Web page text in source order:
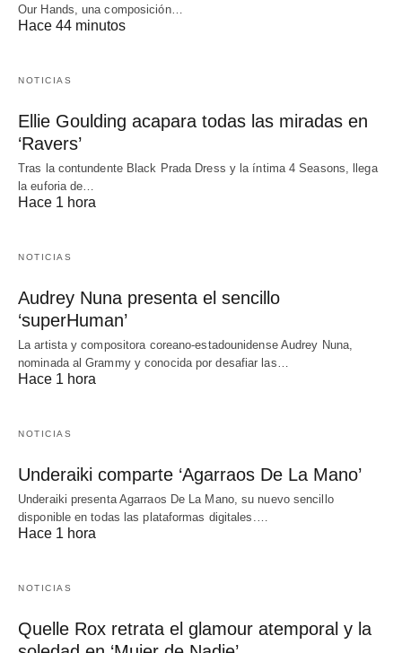
Our Hands, una composición…
Hace 44 minutos
NOTICIAS
Ellie Goulding acapara todas las miradas en
‘Ravers’
Tras la contundente Black Prada Dress y la íntima 4 Seasons, llega
la euforia de…
Hace 1 hora
NOTICIAS
Audrey Nuna presenta el sencillo
‘superHuman’
La artista y compositora coreano-estadounidense Audrey Nuna,
nominada al Grammy y conocida por desafiar las…
Hace 1 hora
NOTICIAS
Underaiki comparte ‘Agarraos De La Mano’
Underaiki presenta Agarraos De La Mano, su nuevo sencillo
disponible en todas las plataformas digitales.…
Hace 1 hora
NOTICIAS
Quelle Rox retrata el glamour atemporal y la